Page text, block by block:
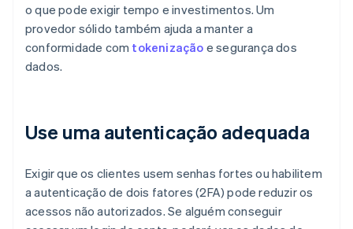
o que pode exigir tempo e investimentos. Um
provedor sólido também ajuda a manter a
conformidade com tokenização e segurança dos
dados.
Use uma autenticação adequada
Exigir que os clientes usem senhas fortes ou habilitem
a autenticação de dois fatores (2FA) pode reduzir os
acessos não autorizados. Se alguém conseguir